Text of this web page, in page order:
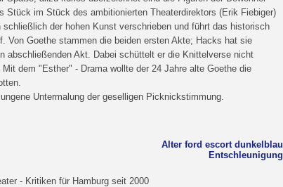
im Stück des ambitionierten Theaterdirektors (Erik Fiebiger)
der hohen Kunst verschrieben und führt das historisch
Von Goethe stammen die beiden ersten Akte; Hacks hat sie
abschließenden Akt. Dabei schüttelt er die Knittelverse nicht
dem "Esther" - Drama wollte der 24 Jahre alte Goethe die
Untermalung der geselligen Picknickstimmung.
Alter ford escort dunkelblau
Entschleunigung
- Kritiken für Hamburg seit 2000